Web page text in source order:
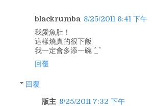
blackrumba 8/25/2011 6:41 下午
我愛魚肚！
這樣燒真的很下飯
我一定會多添一碗 ^_^
回覆
回覆
版主 8/25/2011 7:32 下午